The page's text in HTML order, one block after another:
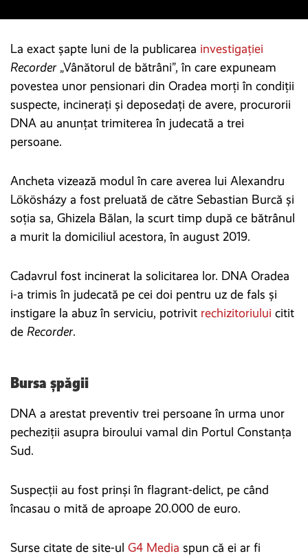
La exact șapte luni de la publicarea investigației
Recorder„Vânătorul de bătrâni”, în care expuneam
povestea unor pensionari din Oradea morți în condiții
suspecte, incinerați și deposedați de avere, procurorii
DNA au anunțat trimiterea în judecată a trei
persoane.
Ancheta vizează modul în care averea lui Alexandru
Lökösházy a fost preluată de către Sebastian Burcă și
soția sa, Ghizela Bălan, la scurt timp după ce bătrânul
a murit la domiciliul acestora, în august 2019.
Cadavrul fost incinerat la solicitarea lor. DNA Oradea
i-a trimis în judecată pe cei doi pentru uz de fals și
instigare la abuz în serviciu, potrivit rechizitoriului citit
de Recorder.
Bursa șpăgii
DNA a arestat preventiv trei persoane în urma unor
pecheziții asupra biroului vamal din Portul Constanța
Sud.
Suspecții au fost prinși în flagrant-delict, pe când
încasau o mită de aproape 20.000 de euro.
Surse citate de site-ul G4 Media spun că ei ar fi